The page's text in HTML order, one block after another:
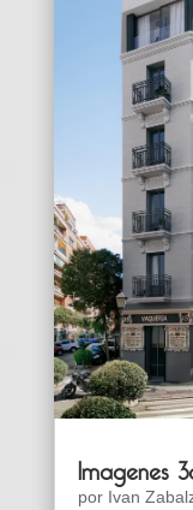
Imagenes
por Ivan